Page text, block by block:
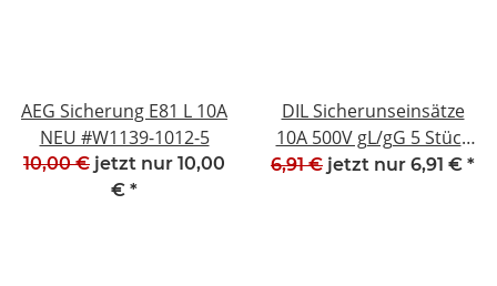
AEG Sicherung E81 L 10A
NEU #W1139-1012-5
10,00 € jetzt nur 10,00
€ *
DIL Sicherunseinsätze
10A 500V gL/gG 5 Stück
NEU #W1565-1020-3
6,91 € jetzt nur 6,91 € *